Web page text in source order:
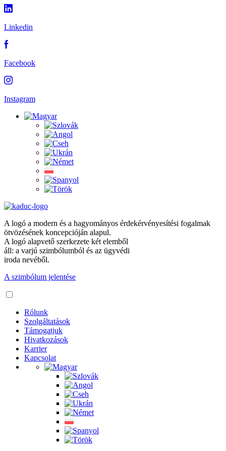
Linkedin
Facebook
Instagram
A logó a modern és a hagyományos érdekérvényesítési fogalmak
ötvözésének koncepcióján alapul.
A logó alapvető szerkezete két elemből
áll: a varjú szimbólumból és az ügyvédi
iroda nevéből.
A szimbólum jelentése
Rólunk
Szolgáltatások
Támogatjuk
Hivatkozások
Karrier
Kapcsolat